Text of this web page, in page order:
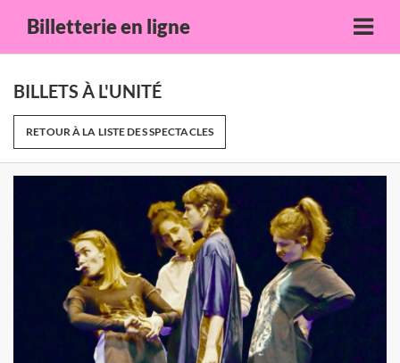
Billetterie en ligne
BILLETS À L'UNITÉ
RETOUR À LA LISTE DES SPECTACLES